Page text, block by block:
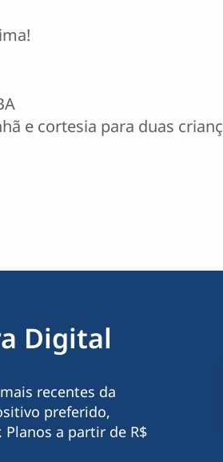
e cortesia para duas
Digital
recentes da
preferido,
Planos a partir de R$